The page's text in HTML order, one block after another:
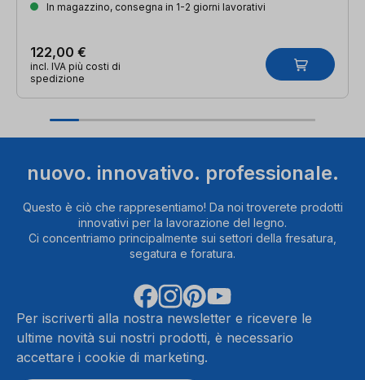
In magazzino, consegna in 1-2 giorni lavorativi
122,00 €
incl. IVA più costi di
spedizione
nuovo. innovativo. professionale.
Questo è ciò che rappresentiamo! Da noi troverete prodotti
innovativi per la lavorazione del legno.
Ci concentriamo principalmente sui settori della fresatura,
segatura e foratura.
Per iscriverti alla nostra newsletter e ricevere le
ultime novità sui nostri prodotti, è necessario
accettare i cookie di marketing.